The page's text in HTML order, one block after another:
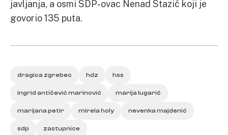
javljanja, a osmi SDP-ovac Nenad Stazić koji je
govorio 135 puta.
dragica zgrebec hdz hss
ingrid antičević marinović marija lugarić
marijana petir mirela holy nevenka majdenić
sdp zastupnice